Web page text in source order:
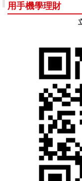
用手機學理財